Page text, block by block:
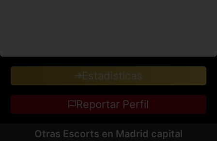
Estadisticas
Reportar Perfil
Otras Escorts en Madrid capital